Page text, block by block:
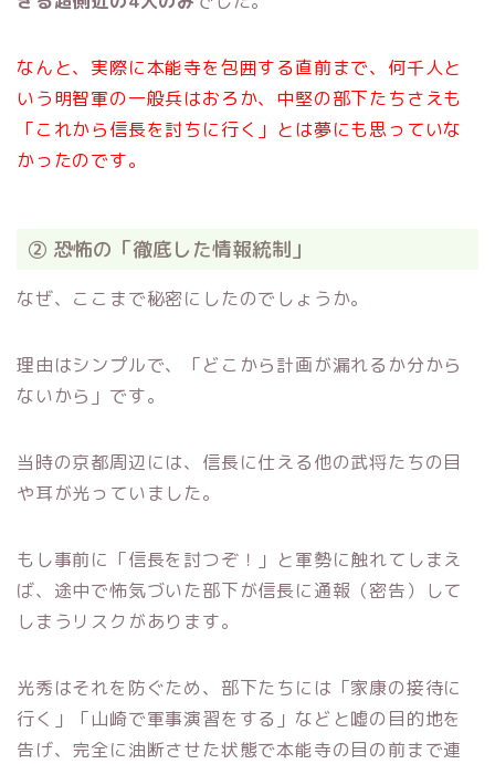
なんと、実際に本能寺を包囲する直前まで、何千人と
いう明智軍の一般兵はおろか、中堅の部下たちさえも
「これから信長を討ちに行く」とは夢にも思っていな
かったのです。
② 恐怖の「徹底した情報統制」
なぜ、ここまで秘密にしたのでしょうか。
理由はシンプルで、「どこから計画が漏れるか分から
ないから」です。
当時の京都周辺には、信長に仕える他の武将たちの目
や耳が光っていました。
もし事前に「信長を討つぞ！」と軍勢に触れてしまえ
ば、途中で怖気づいた部下が信長に通報（密告）して
しまうリスクがあります。
光秀はそれを防ぐため、部下たちには「家康の接待に
行く」「山崎で軍事演習をする」などと嘘の目的地を
告げ、完全に油断させた状態で本能寺の目の前まで連